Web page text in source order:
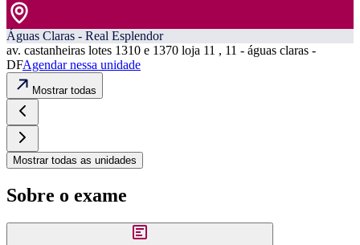
Águas Claras - Real Esplendor
av. castanheiras lotes 1310 e 1370 loja 11 , 11 - águas claras -
DFAgendar nessa unidade
Mostrar todas
Mostrar todas as unidades
Sobre o exame